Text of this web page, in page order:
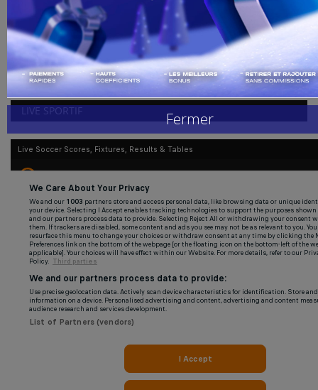
Handball
Buzz de Sport
Combat
Replay
Gallerie
admin nov 28, 2022 102
Opposé à la Serbie ce lundi (coup d’envoi à 10h) à l’occasion d’un
match décisif...
LIVE SPORTIF Fermer